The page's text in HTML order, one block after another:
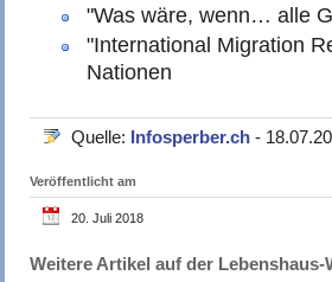
"Was wäre, wenn… alle
"International Migration
Nationen
Quelle: Infosperber.ch -
Veröffentlicht am
20. Juli 2018
Weitere Artikel auf der